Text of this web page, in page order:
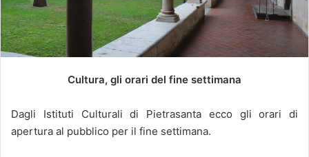
Cultura, gli orari del fine settimana
Dagli Istituti Culturali di Pietrasanta ecco gli orari di
apertura al pubblico per il fine settimana.